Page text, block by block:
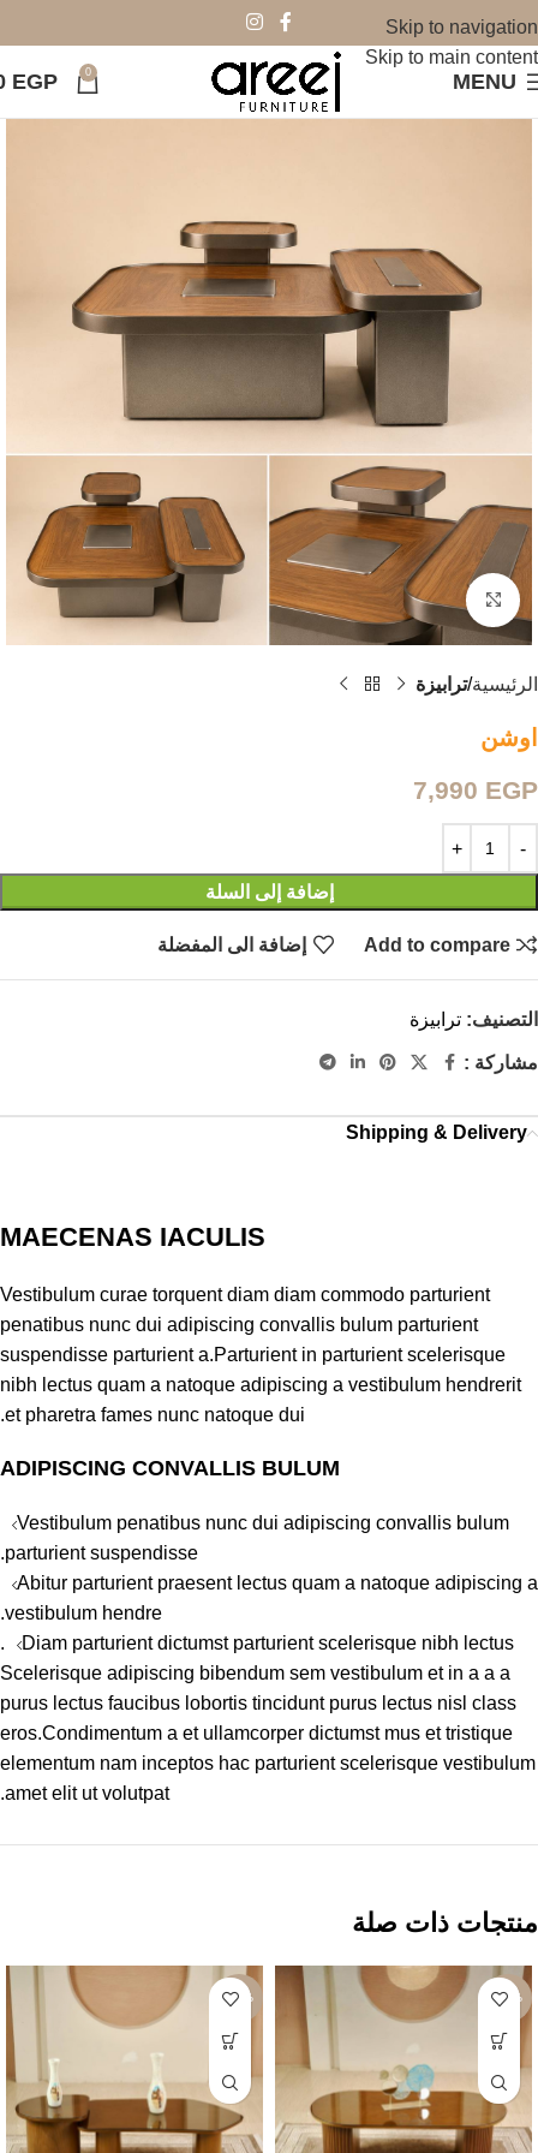
Skip to navigation
Skip to main content
MENU
0
EGP
Click to enlarge
الرئيسية ترابيزة
اوشن
7,990 EGP
إضافة إلى السلة
Add to compare إضافة الى المفضلة
التصنيف: ترابيزة
مشاركة :
Shipping & Delivery
MAECENAS IACULIS
Vestibulum curae torquent diam diam commodo parturient
penatibus nunc dui adipiscing convallis bulum parturient
suspendisse parturient a.Parturient in parturient scelerisque
nibh lectus quam a natoque adipiscing a vestibulum hendrerit
et pharetra fames nunc natoque dui.
ADIPISCING CONVALLIS BULUM
Vestibulum penatibus nunc dui adipiscing convallis bulum
parturient suspendisse.
Abitur parturient praesent lectus quam a natoque adipiscing a
vestibulum hendre.
Diam parturient dictumst parturient scelerisque nibh lectus.
Scelerisque adipiscing bibendum sem vestibulum et in a a a
purus lectus faucibus lobortis tincidunt purus lectus nisl class
eros.Condimentum a et ullamcorper dictumst mus et tristique
elementum nam inceptos hac parturient scelerisque vestibulum
amet elit ut volutpat.
منتجات ذات صلة
-37%
-34%